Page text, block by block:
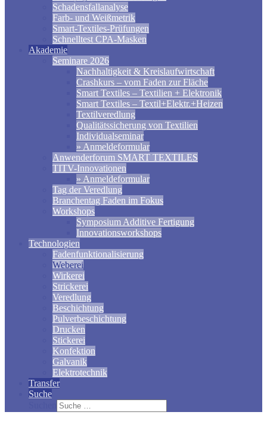
Schadensfallanalyse
Farb- und Weißmetrik
Smart-Textiles-Prüfungen
Schnelltest CPA-Masken
Akademie
Seminare 2026
Nachhaltigkeit & Kreislaufwirtschaft
Crashkurs – vom Faden zur Fläche
Smart Textiles – Textilien + Elektronik
Smart Textiles – Textil+Elektr.+Heizen
Textilveredlung
Qualitätssicherung von Textilien
Individualseminar
» Anmeldeformular
Anwenderforum SMART TEXTILES
TITV-Innovationen
» Anmeldeformular
Tag der Veredlung
Branchentag Faden im Fokus
Workshops
Symposium Additive Fertigung
Innovationsworkshops
Technologien
Fadenfunktionalisierung
Weberei
Wirkerei
Strickerei
Veredlung
Beschichtung
Pulverbeschichtung
Drucken
Stickerei
Konfektion
Galvanik
Elektrotechnik
Transfer
Suche